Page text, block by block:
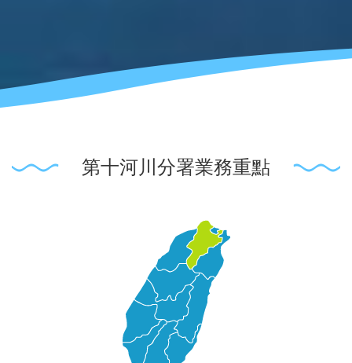
第十河川分署業務重點